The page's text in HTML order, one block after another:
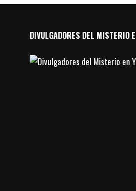
DIVULGADORES DEL MISTERIO